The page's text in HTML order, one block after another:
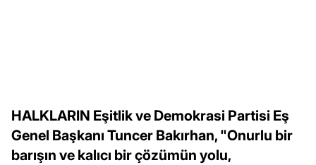
HALKLARIN Eşitlik ve Demokrasi Partisi Eş
Genel Başkanı Tuncer Bakırhan, "Onurlu bir
barışın ve kalıcı bir çözümün yolu,